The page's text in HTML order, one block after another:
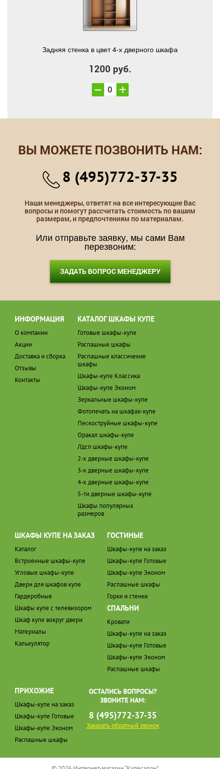
Задняя стенка в цвет 4-х дверного шкафа
1200 руб.
ВЫ МОЖЕТЕ ПОЗВОНИТЬ НАМ:
8 (495)772-37-35
Наши менеджеры, ответят на все интересующие Вас
вопросы и помогут рассчитать стоимость по вашим
размерам, и предпочтениям по материалам.
Или отправьте заявку, мы сами Вам
перезвоним:
ЗАДАТЬ ВОПРОС МЕНЕДЖЕРУ
ИНФОРМАЦИЯ
О компании
Акции
Доставка и сборка
Отзывы
Контакты
КАТАЛОГ ШКАФЫ КУПЕ
Готовые шкафы-купе
Распашные шкафы
Распашные классичекие
шкафы
Шкафы-купе Классика
Шкафы-купе Эконом
Зеркальные шкафы-купе
Фотопечать на шкафах-купе
Пескоструйные шкафы-купе
Оракал шкафы-купе
Лдсп шкафы-купе
2-х дверные шкафы-купе
3-х дверные шкафы-купе
4-х дверные шкафы-купе
5-ти дверные шкафы-купе
Шкафы популярных
размеров
ШКАФЫ КУПЕ НА ЗАКАЗ
Каталог
Встроенные шкафы-купе
Угловые шкафы-купе
Двери для шкафов купе
Гардеробные
Шкафы купе с телевизором
Шкаф купе вокруг двери
Материалы
Калькулятор
ГОСТИНЫЕ
Шкафы-купе на заказ
Шкафы-купе Готовые
Шкафы-купе Эконом
Распашные шкафы
Горки и стенки
СПАЛЬНИ
Кровати
Шкафы-купе на заказ
Шкафы-купе Готовые
Шкафы-купе Эконом
Распашные шкафы
ПРИХОЖИЕ
Шкафы-купе на заказ
Шкафы-купе Готовые
Шкафы-купе Эконом
Распашные шкафы
ОСТАЛИСЬ ВОПРОСЫ?
ЗВОНИТЕ НАМ:
8 (495)772-37-35
Заказать обратный звонок